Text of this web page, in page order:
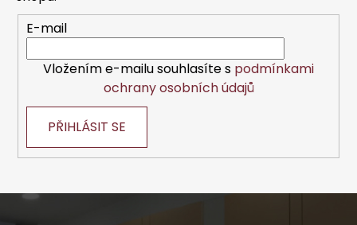
E-mail
Vložením e-mailu souhlasíte s podmínkami
ochrany osobních údajů
PŘIHLÁSIT SE